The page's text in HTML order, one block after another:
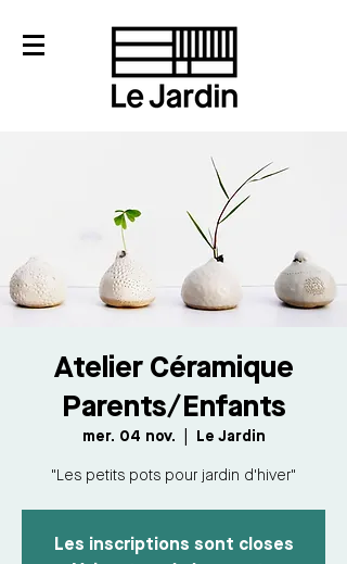
Atelier Céramique
Parents/Enfants
mer. 04 nov. Le Jardin
"Les petits pots pour jardin d'hiver"
Les inscriptions sont closes